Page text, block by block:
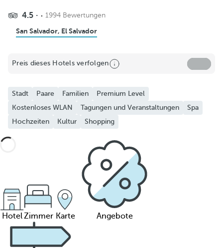
4.5 1994 Bewertungen
San Salvador, El Salvador
Preis dieses Hotels verfolgen
Stadt Paare Familien
Premium Level
Kostenloses WLAN
Tagungen und Veranstaltungen
Spa
Hochzeiten
Kultur Shopping
HotelZimmer Karte Angebote